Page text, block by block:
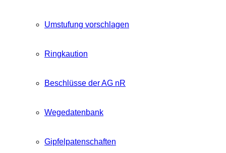
Umstufung vorschlagen
Ringkaution
Beschlüsse der AG nR
Wegedatenbank
Gipfelpatenschaften